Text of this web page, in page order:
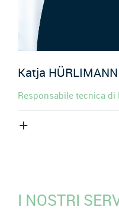
Katja HÜRLIMANN
Responsabile tecnica di
I NOSTRI